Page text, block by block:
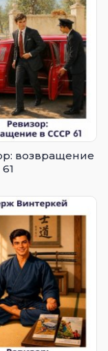
возвращение